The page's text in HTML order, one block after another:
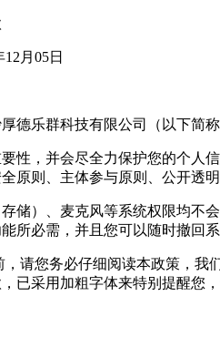
月05日
德乐群科技有限公司 （以下简
性，并会尽全力保护您的个人
原则、主体参与原则、公开透
储）、麦克风等系统权限均不
所必需，并且您可以随时撤回
请您务必仔细阅读本政策，
已采用加粗字体来特别提醒您，